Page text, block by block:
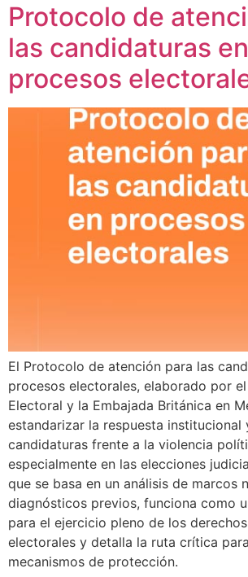
Protocolo de
las candidaturas en
procesos
El Protocolo de atención para las
procesos electorales, elaborado por
Electoral y la Embajada Británica en
estandarizar la respuesta institucional
candidaturas frente a la violencia
especialmente en las elecciones
que se basa en un análisis de marcos
diagnósticos previos, funciona como
para el ejercicio pleno de los
electorales y detalla la ruta crítica
mecanismos de protección.